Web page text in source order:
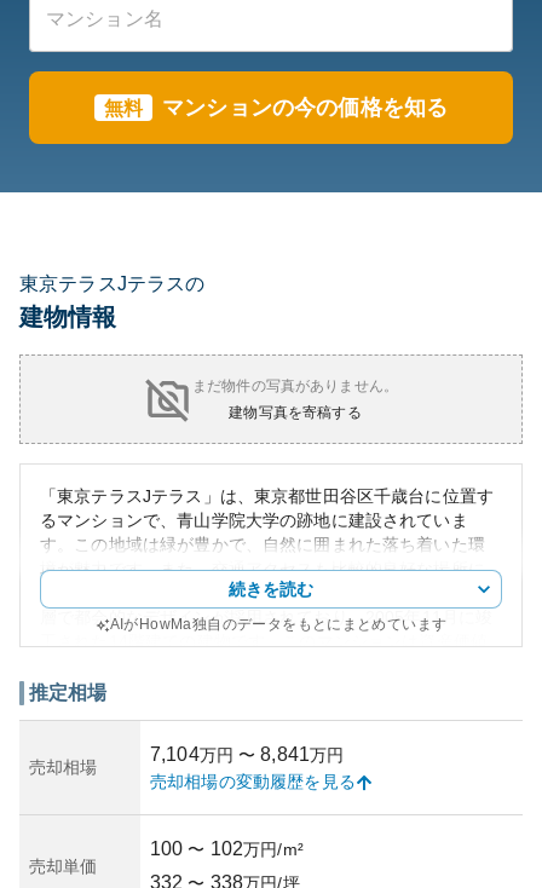
無料 マンションの今の価格を知る
東京テラスJテラスの
建物情報
まだ物件の写真がありません。
建物写真を寄稿する
「東京テラスJテラス」は、東京都世田谷区千歳台に位置す
るマンションで、青山学院大学の跡地に建設されていま
す。この地域は緑が豊かで、自然に囲まれた落ち着いた環
境が魅力です。また、交通アクセスも比較的良好な場所に
あり、利便性も兼ね備えています。マンションの外観は高
層で都会的なデザインが採用されており、2005年11月に竣
り、中古市場でも高い評価を受けています。また、所有リ
全とされています。全体的にバランスの取れた投資として
魅力的な選択肢の一つと言えるでしょう。
続きを読む
AIがHowMa独自のデータをもとにまとめています
推定相場
売却相場
7,104万円 〜 8,841万円
売却相場の変動履歴を見る
売却単価
100 〜 102万円/m²
332 〜 338万円/坪